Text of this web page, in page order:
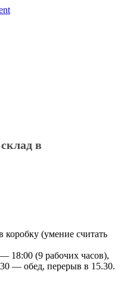
в
коробку (умение считать
18:00 (9 рабочих часов),
— обед, перерыв в 15.30.